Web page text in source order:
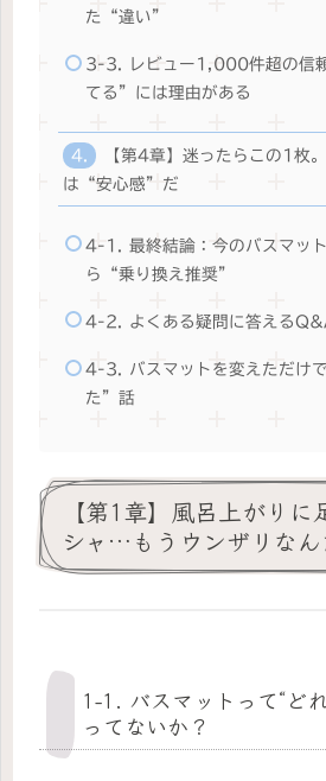
た“違い”
3-3. レビュー1,000件超の信
てる”には理由がある
【第4章】迷ったらこの1枚
は“安心感”だ
4-1. 最終結論：今のバスマッ
ら“乗り換え推奨”
4-2. よくある疑問に答える
4-3. バスマットを変えただけ
た”話
【第1章】風呂上がりに
シャ…もうウンザリなん
1-1. バスマットって“ど
ってないか？